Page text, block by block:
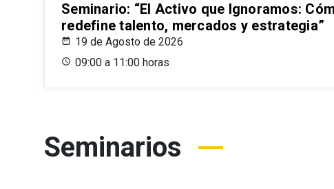
Seminario: “El Activo que Ignoramos:
redefine talento, mercados y estrategia”
19 de Agosto de 2026
09:00 a 11:00 horas
Seminarios